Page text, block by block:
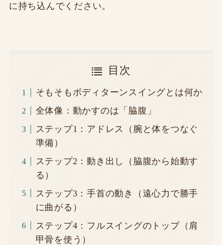
に持ち込んでください。
目次
そもそもボディターンスイングとは何か
全体像：動かすのは「脇腹」
ステップ1：アドレス（腕と体をつなぐ
準備）
ステップ2：動き出し（脇腹から始動す
る）
ステップ3：手首の動き（遠心力で勝手
に曲がる）
ステップ4：フルスイングのトップ（肩
甲骨を使う）